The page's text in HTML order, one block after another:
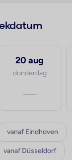
20 aug
donderdag
—
vanaf Eindhoven
vanaf Düsseldorf